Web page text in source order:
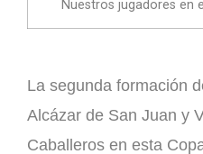
Nuestros jugadores en
La segunda formación
Alcázar de San Juan y
Caballeros en esta